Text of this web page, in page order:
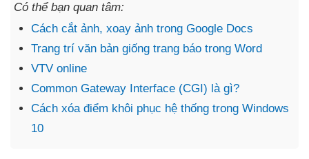
Có thể bạn quan tâm:
Cách cắt ảnh, xoay ảnh trong Google Docs
Trang trí văn bản giống trang báo trong Word
VTV online
Common Gateway Interface (CGI) là gì?
Cách xóa điểm khôi phục hệ thống trong Windows
10